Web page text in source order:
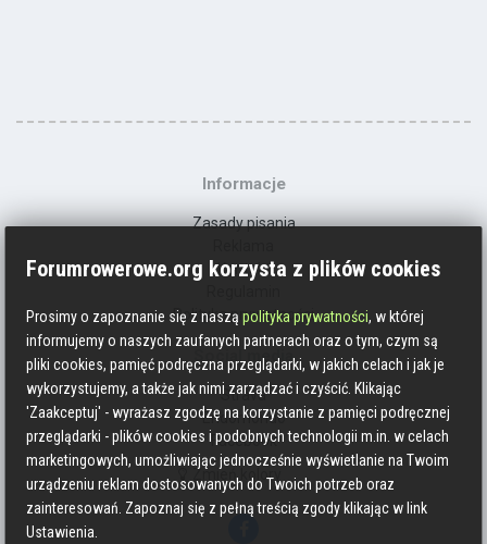
Informacje
Zasady pisania
Kontakt
Polityka prywatności
Social media
Strava
Endomondo
Facebook
Zmień kolory
Forumrowerowe.org korzysta z plików cookies
Prosimy o zapoznanie się z nasząpolityka prywatności, w której
informujemy o naszych zaufanych partnerach oraz o tym, czym są
pliki cookies, pamięć podręczna przeglądarki, w jakich celach i jak je
wykorzystujemy, a także jak nimi zarządzać i czyścić. Klikając
'Zaakceptuj' - wyrażasz zgodzę na korzystanie z pamięci podręcznej
przeglądarki - plików cookies i podobnych technologii m.in. w celach
marketingowych, umożliwiając jednocześnie wyświetlanie na Twoim
urządzeniu reklam dostosowanych do Twoich potrzeb oraz
zainteresowań. Zapoznaj się z pełną treścią zgody klikając w link
Ustawienia.